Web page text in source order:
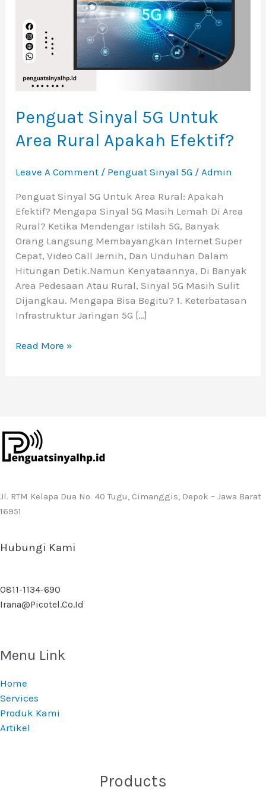
Penguat Sinyal 5G Untuk
Area Rural Apakah Efektif?
Leave A Comment / Penguat Sinyal 5G /Admin
Penguat Sinyal 5G Untuk Area Rural: Apakah
Efektif? Mengapa Sinyal 5G Masih Lemah Di Area
Rural? Ketika Mendengar Istilah 5G, Banyak
Orang Langsung Membayangkan Internet Super
Cepat, Video Call Jernih, Dan Unduhan Dalam
Hitungan Detik.Namun Kenyataannya, Di Banyak
Area Pedesaan Atau Rural, Sinyal 5G Masih Sulit
Dijangkau. Mengapa Bisa Begitu? 1. Keterbatasan
Infrastruktur Jaringan 5G […]
Apakah
Efektif?
Read More »
Jl. RTM Kelapa Dua No. 40 Tugu, Cimanggis, Depok – Jawa Barat
16951
Hubungi Kami
0811-1134-690
Irana@picotel.co.id
Menu Link
Home
Services
Produk Kami
Artikel
Products